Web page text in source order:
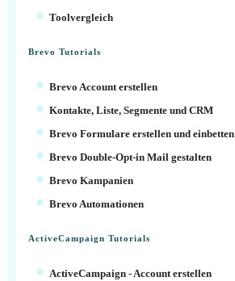
Toolvergleich
Brevo Tutorials
Brevo Account erstellen
Kontakte, Liste, Segmente und CRM
Brevo Formulare erstellen und einbetten
Brevo Double-Opt-in Mail gestalten
Brevo Kampanien
Brevo Automationen
ActiveCampaign Tutorials
ActiveCampaign - Account erstellen